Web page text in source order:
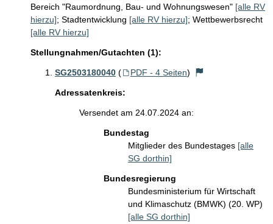
Bereich "Raumordnung, Bau- und Wohnungswesen" [alle RV
hierzu]; Stadtentwicklung [alle RV hierzu]; Wettbewerbsrecht
[alle RV hierzu]
Stellungnahmen/Gutachten (1):
SG2503180040 ( PDF - 4 Seiten)
Adressatenkreis:
Versendet am 24.07.2024 an:
Bundestag
Mitglieder des Bundestages [alle
SG dorthin]
Bundesregierung
Bundesministerium für Wirtschaft
und Klimaschutz (BMWK) (20. WP)
[alle SG dorthin]